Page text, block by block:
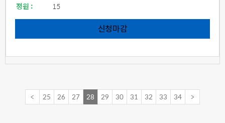
정원 :
15
신청마감
< 25 26 27 28 29 30 31 32 33 34 >